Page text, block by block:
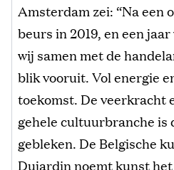
Amsterdam zei: “Na een
beurs in 2019, en een
wij samen met de
blik vooruit. Vol energie
toekomst. De veerkracht
gehele cultuurbranche is
gebleken. De Belgische
Dujardin noemt kunst